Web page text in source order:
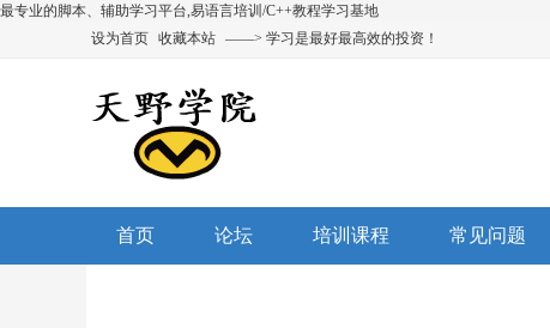
最专业的脚本、辅助学习平台,易语言培训/C++教程学习基地
设为首页 收藏本站 ——> 学习是最好最高效的投资！
首页 论坛 培训课程 常见问题